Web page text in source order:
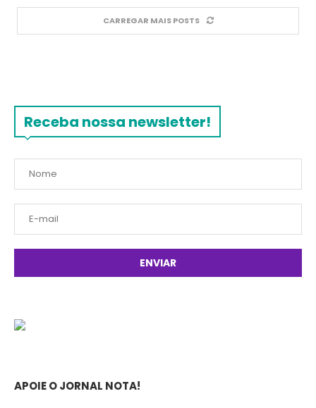
CARREGAR MAIS POSTS
Receba nossa newsletter!
APOIE O JORNAL NOTA!